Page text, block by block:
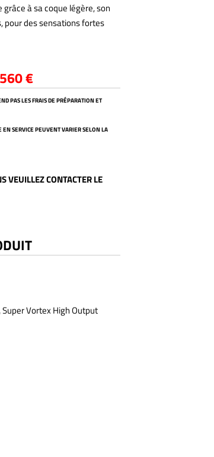
à sa coque légère, son
pour des sensations fortes
€
PAS LES FRAIS DE PRÉPARATION ET
EN SERVICE PEUVENT VARIER SELON LA
VEUILLEZ CONTACTER LE
Vortex High Output